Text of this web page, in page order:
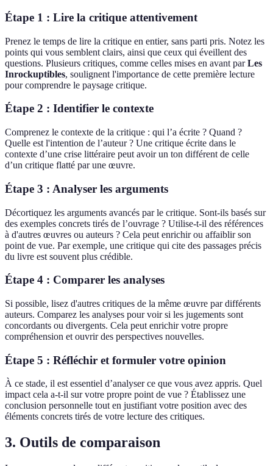
Étape 1 : Lire la critique attentivement
Prenez le temps de lire la critique en entier, sans parti pris. Notez les
points qui vous semblent clairs, ainsi que ceux qui éveillent des
questions. Plusieurs critiques, comme celles mises en avant parLes
Inrockuptibles, soulignent l'importance de cette première lecture
pour comprendre le paysage critique.
Étape 2 : Identifier le contexte
Comprenez le contexte de la critique : qui l’a écrite ? Quand ?
Quelle est l'intention de l’auteur ? Une critique écrite dans le
contexte d’une crise littéraire peut avoir un ton différent de celle
d’un critique flatté par une œuvre.
Étape 3 : Analyser les arguments
Décortiquez les arguments avancés par le critique. Sont-ils basés sur
des exemples concrets tirés de l’ouvrage ? Utilise-t-il des références
à d'autres œuvres ou auteurs ? Cela peut enrichir ou affaiblir son
point de vue. Par exemple, une critique qui cite des passages précis
du livre est souvent plus crédible.
Étape 4 : Comparer les analyses
Si possible, lisez d'autres critiques de la même œuvre par différents
auteurs. Comparez les analyses pour voir si les jugements sont
concordants ou divergents. Cela peut enrichir votre propre
compréhension et ouvrir des perspectives nouvelles.
Étape 5 : Réfléchir et formuler votre opinion
À ce stade, il est essentiel d’analyser ce que vous avez appris. Quel
impact cela a-t-il sur votre propre point de vue ? Établissez une
conclusion personnelle tout en justifiant votre position avec des
éléments concrets tirés de votre lecture des critiques.
3. Outils de comparaison